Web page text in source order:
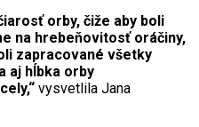
orby, čiže aby boli
na hrebeňovitosť oráčiny,
zapracované všetky
aj hĺbka orby
vysvetlila Jana